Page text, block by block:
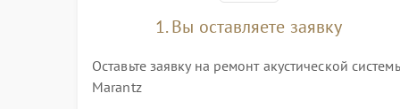
1. Вы оставляете заявку
Оставьте заявку на ремонт акустической
Marantz